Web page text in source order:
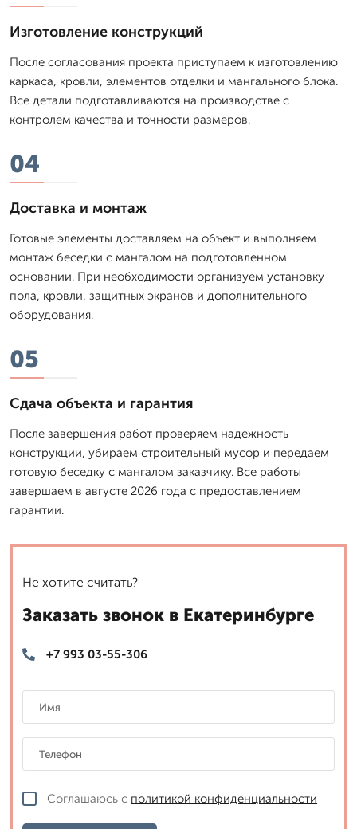
Изготовление конструкций
После согласования проекта приступаем к изготовлению
каркаса, кровли, элементов отделки и мангального блока.
Все детали подготавливаются на производстве с
контролем качества и точности размеров.
04
Доставка и монтаж
Готовые элементы доставляем на объект и выполняем
монтаж беседки с мангалом на подготовленном
основании. При необходимости организуем установку
пола, кровли, защитных экранов и дополнительного
оборудования.
05
Сдача объекта и гарантия
После завершения работ проверяем надежность
конструкции, убираем строительный мусор и передаем
готовую беседку с мангалом заказчику. Все работы
завершаем в августе 2026 года с предоставлением
гарантии.
Не хотите считать?
Заказать звонок в Екатеринбурге
+7 993 03-55-306
Соглашаюсь с политикой конфиденциальности